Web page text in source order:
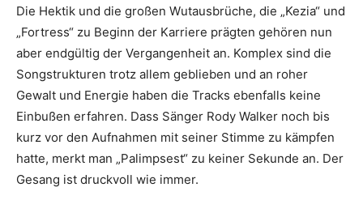
Die Hektik und die großen Wutausbrüche, die „Kezia“ und
„Fortress“ zu Beginn der Karriere prägten gehören nun
aber endgültig der Vergangenheit an. Komplex sind die
Songstrukturen trotz allem geblieben und an roher
Gewalt und Energie haben die Tracks ebenfalls keine
Einbußen erfahren. Dass Sänger Rody Walker noch bis
kurz vor den Aufnahmen mit seiner Stimme zu kämpfen
hatte, merkt man „Palimpsest“ zu keiner Sekunde an. Der
Gesang ist druckvoll wie immer.